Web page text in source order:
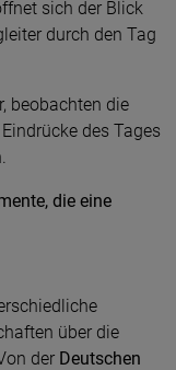
sich der Blick
durch den Tag
beobachten die
des Tages
die eine
über die
der Deutschen